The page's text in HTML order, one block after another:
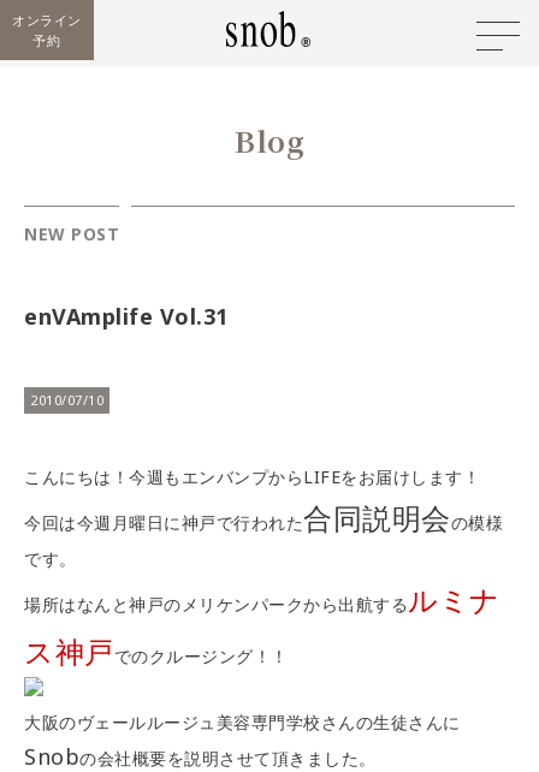
オンライン
予約
Blog
NEW POST
enVAmplife Vol.31
2010/07/10
こんにちは！今週もエンバンプからLIFEをお届けします！
今回は今週月曜日に神戸で行われた合同説明会の模様
です。
場所はなんと神戸のメリケンパークから出航するルミナ
ス神戸でのクルージング！！
大阪のヴェールルージュ美容専門学校さんの生徒さんに
Snobの会社概要を説明させて頂きました。